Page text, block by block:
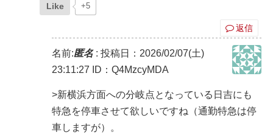
Like +5
返信
名前:匿名: 投稿日：2026/02/07(土)
23:11:27
ID：Q4MzcyMDA
>新横浜方面への分岐点となっている日吉にも
特急を停車させて欲しいですね（通勤特急は停
車しますが）。